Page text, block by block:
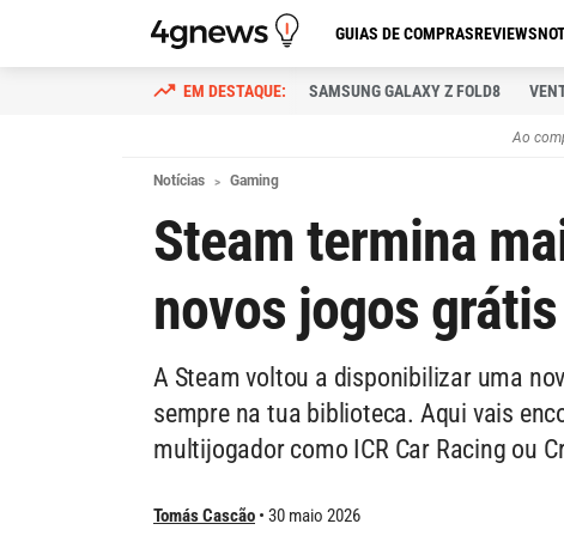
GUIAS DE COMPRASREVIEWS
SAMSUNG GALAXY Z FOLD8
Ao
Notícias Gaming
Steam termina
novos jogos grátis
A Steam voltou a disponibilizar uma
sempre na tua biblioteca. Aqui vais
multijogador como ICR Car Racing ou
Tomás Cascão 30 maio 2026